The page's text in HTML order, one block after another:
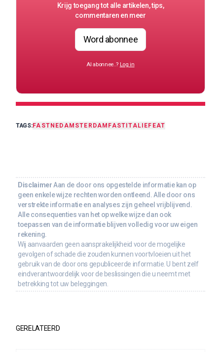
Krijg toegang tot alle artikelen, tips,
commentaren en meer
Word abonnee
Al abonnee..? Log in
TAGS:FASTNEDAMSTERDAM FAST ITALIE FEAT
Disclaimer Aan de door ons opgestelde informatie kan op
geen enkele wijze rechten worden ontleend. Alle door ons
verstrekte informatie en analyses zijn geheel vrijblijvend.
Alle consequenties van het op welke wijze dan ook
toepassen van de informatie blijven volledig voor uw eigen
rekening.
Wij aanvaarden geen aansprakelijkheid voor de mogelijke
gevolgen of schade die zouden kunnen voortvloeien uit het
gebruik van de door ons gepubliceerde informatie. U bent zelf
eindverantwoordelijk voor de beslissingen die u neemt met
betrekking tot uw beleggingen.
GERELATEERD